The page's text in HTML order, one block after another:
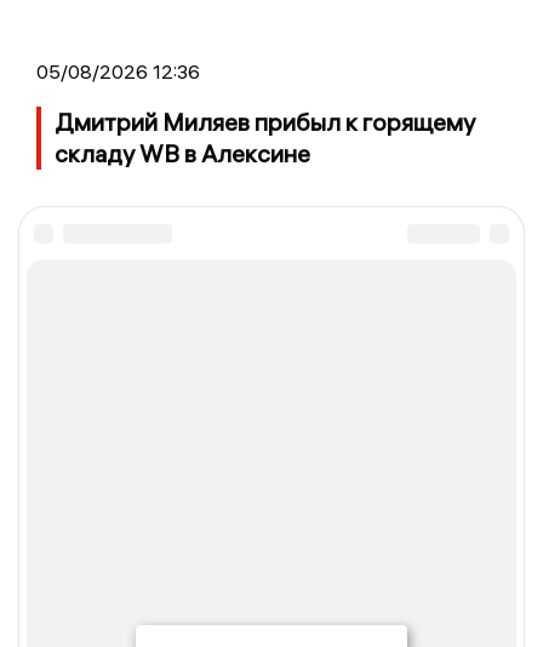
05/08/2026 12:36
Дмитрий Миляев прибыл к горящему
складу WB в Алексине